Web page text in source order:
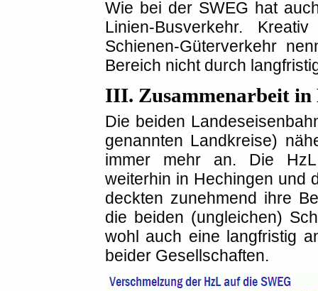
Wie bei der SWEG hat
Linien-Busverkehr.
Schienen-Güterverkehr
Bereich nicht durch
III. Zusammenarbeit in
Die beiden
genannten Landkreise)
immer mehr an. Die
weiterhin in Hechingen und
deckten zunehmend ihre
die beiden (ungleichen)
wohl auch eine langfristig
beider Gesellschaften.